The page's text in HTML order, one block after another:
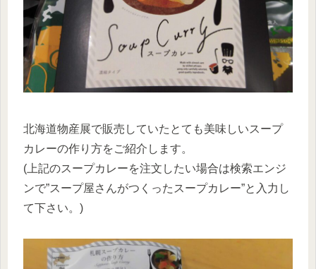
北海道物産展で販売していたとても美味しいスープ
カレーの作り方をご紹介します。
(上記のスープカレーを注文したい場合は検索エンジ
ンで”スープ屋さんがつくったスープカレー”と入力し
て下さい。)